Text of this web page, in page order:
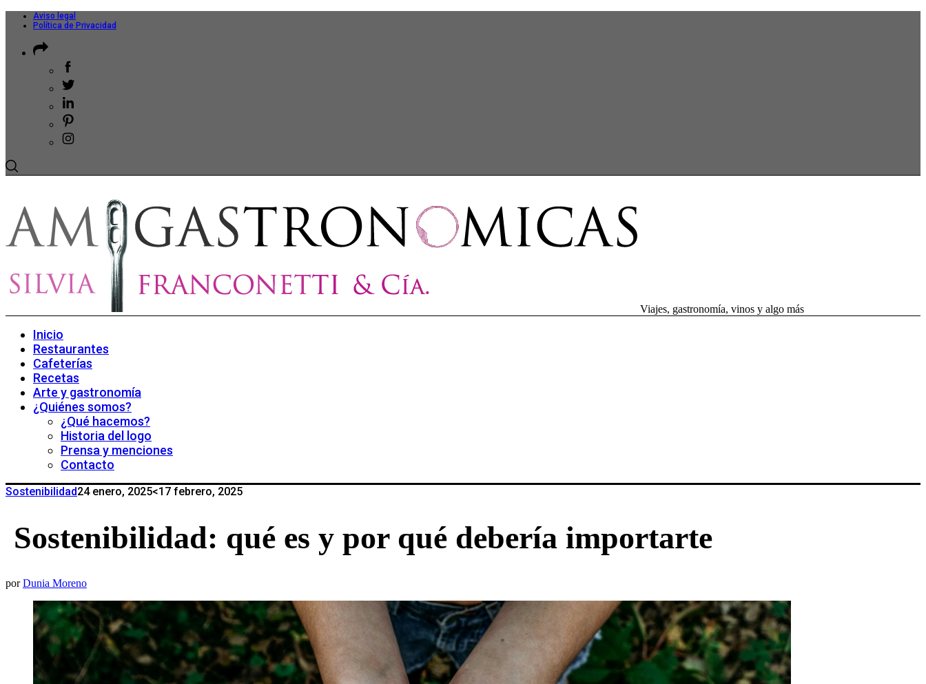
Aviso legal
Política de Privacidad
Viajes, gastronomía, vinos y algo más
Inicio
Restaurantes
Cafeterías
Recetas
Arte y gastronomía
¿Quiénes somos?
¿Qué hacemos?
Historia del logo
Prensa y menciones
Contacto
Sostenibilidad24 enero, 2025<17 febrero, 2025
Sostenibilidad: qué es y por qué debería importarte
por Dunia Moreno